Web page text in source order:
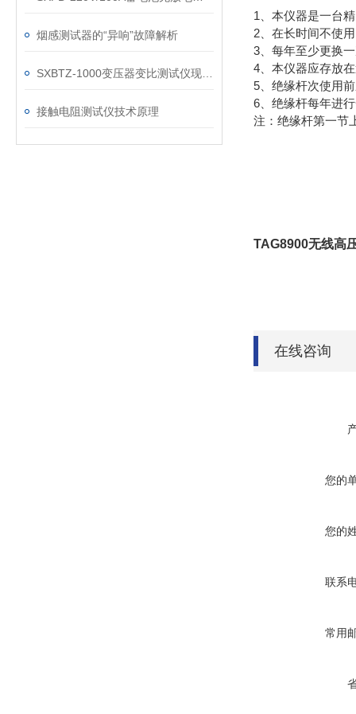
烟感测试器的“异响”故障解析
接触电阻测试仪技术原理
1、本仪器是一台
2、在长时间不使
3、每年至少更换
4、本仪器应存放
5、绝缘杆次使用
6、绝缘杆每年进
注：绝缘杆第一节
TAG8900无线高
在线咨询
您的
您的
联系
常用